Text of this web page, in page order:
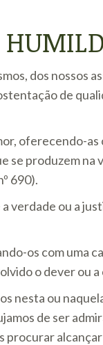
dos nossos
de
oferecendo-as
se produzem na
690).
verdade ou a
os com uma
o dever ou a
nesta ou
de ser
procurar